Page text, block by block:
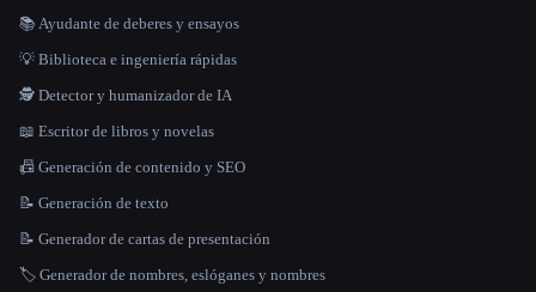
📚 Ayudante de deberes y ensayos
💡 Biblioteca e ingeniería rápidas
🕵️ Detector y humanizador de IA
📖 Escritor de libros y novelas
📠 Generación de contenido y SEO
📝 Generación de texto
📝 Generador de cartas de presentación
🏷️ Generador de nombres, eslóganes y nombres